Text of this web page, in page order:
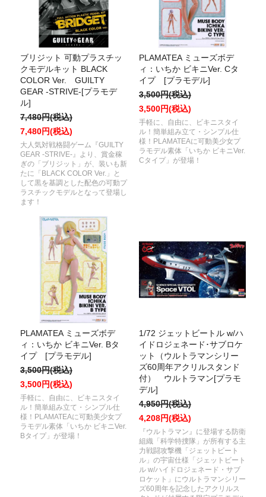
ブリジット 可動プラスチッ
クモデルキット BLACK
COLOR Ver. GUILTY
GEAR -STRIVE-[プラモデ
ル]
7,480円(税込)
7,480円(税込)
大人気対戦格闘ゲーム『GUILTY
GEAR -STRIVE-』より、賞金稼
ぎの「ブリジット」が、装いも新
たに「BLACK COLOR Ver.」と
して黒を基調とした配色の可動プ
ラスチックモデルとなって登場し
ます！
PLAMATEA ミューズボデ
ィ：いちか ビキニVer. Cタ
イプ [プラモデル]
3,500円(税込)
3,500円(税込)
手軽に、自由に、ビキニスタイ
ル！簡単組み立て・シンプル仕
様！PLAMATEAに可動美少女プ
ラモデル素体「いちか ビキニVer.
Cタイプ」が登場！
PLAMATEA ミューズボデ
ィ：いちか ビキニVer. Bタ
イプ [プラモデル]
3,500円(税込)
3,500円(税込)
手軽に、自由に、ビキニスタイ
ル！簡単組み立て・シンプル仕
様！PLAMATEAに可動美少女プ
ラモデル素体「いちか ビキニVer.
Bタイプ」が登場！
1/72 ジェットビートル w/ハ
イドロジェネード･サブロケ
ット（ウルトラマンシリー
ズ60周年アクリルスタンド
付） ウルトラマン[プラモ
デル]
4,950円(税込)
4,208円(税込)
『ウルトラマン』に登場する防衛
組織「科学特捜隊」が所有する主
力戦闘攻撃機「ジェットビート
ル」の宇宙仕様「ジェットビート
ル w/ハイドロジェネード・サブ
ロケット」にウルトラマンシリー
ズ60周年を記念したアクリルス